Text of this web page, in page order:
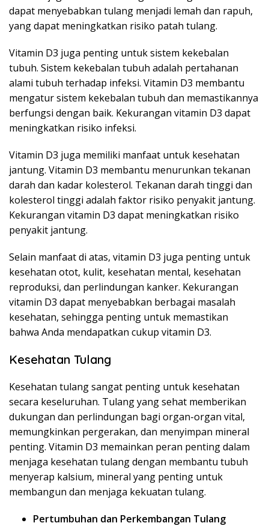
dapat menyebabkan tulang menjadi lemah dan rapuh,
yang dapat meningkatkan risiko patah tulang.
Vitamin D3 juga penting untuk sistem kekebalan
tubuh. Sistem kekebalan tubuh adalah pertahanan
alami tubuh terhadap infeksi. Vitamin D3 membantu
mengatur sistem kekebalan tubuh dan memastikannya
berfungsi dengan baik. Kekurangan vitamin D3 dapat
meningkatkan risiko infeksi.
Vitamin D3 juga memiliki manfaat untuk kesehatan
jantung. Vitamin D3 membantu menurunkan tekanan
darah dan kadar kolesterol. Tekanan darah tinggi dan
kolesterol tinggi adalah faktor risiko penyakit jantung.
Kekurangan vitamin D3 dapat meningkatkan risiko
penyakit jantung.
Selain manfaat di atas, vitamin D3 juga penting untuk
kesehatan otot, kulit, kesehatan mental, kesehatan
reproduksi, dan perlindungan kanker. Kekurangan
vitamin D3 dapat menyebabkan berbagai masalah
kesehatan, sehingga penting untuk memastikan
bahwa Anda mendapatkan cukup vitamin D3.
Kesehatan Tulang
Kesehatan tulang sangat penting untuk kesehatan
secara keseluruhan. Tulang yang sehat memberikan
dukungan dan perlindungan bagi organ-organ vital,
memungkinkan pergerakan, dan menyimpan mineral
penting. Vitamin D3 memainkan peran penting dalam
menjaga kesehatan tulang dengan membantu tubuh
menyerap kalsium, mineral yang penting untuk
membangun dan menjaga kekuatan tulang.
Pertumbuhan dan Perkembangan Tulang